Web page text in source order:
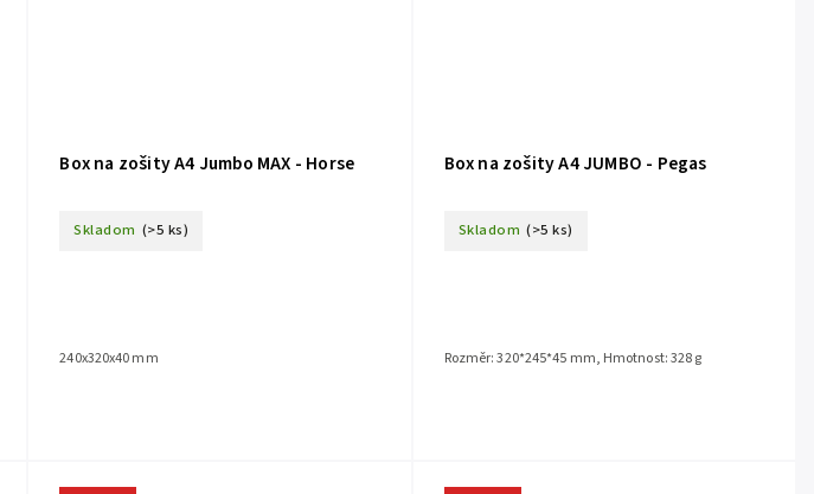
Box na zošity A4 Jumbo MAX - Horse
Skladom (>5 ks)
240x320x40 mm
Box na zošity A4 JUMBO - Pegas
Skladom (>5 ks)
Rozměr: 320*245*45 mm, Hmotnost: 328 g